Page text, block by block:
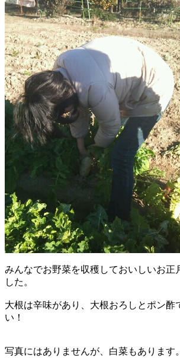
みんなでお野菜を収穫しておいしいお正
した。
大根は辛味があり、大根おろしとポン酢
い！
写真にはありませんが、白菜もあります